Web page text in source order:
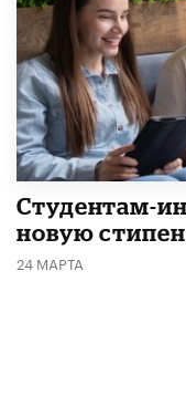
Студентам-
новую
24 МАРТА